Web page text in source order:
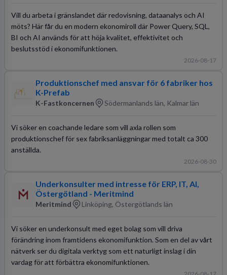
Vill du arbeta i gränslandet där redovisning, dataanalys och AI
möts? Här får du en modern ekonomiroll där Power Query, SQL,
BI och AI används för att höja kvalitet, effektivitet och
beslutsstöd i ekonomifunktionen.
2026-08-17
Produktionschef med ansvar för 6 fabriker hos
K-Prefab
K-Fastkoncernen Södermanlands län, Kalmar län
Vi söker en coachande ledare som vill axla rollen som
produktionschef för sex fabriksanläggningar med totalt ca 300
anställda.
2026-08-30
Underkonsulter med intresse för ERP, IT, AI,
Östergötland - Meritmind
Meritmind Linköping, Östergötlands län
Vi söker en underkonsult med eget bolag som vill driva
förändring inom framtidens ekonomifunktion. Som en del av vårt
nätverk ser du digitala verktyg som ett naturligt inslag i din
vardag för att förbättra ekonomifunktionen.
2026-08-17